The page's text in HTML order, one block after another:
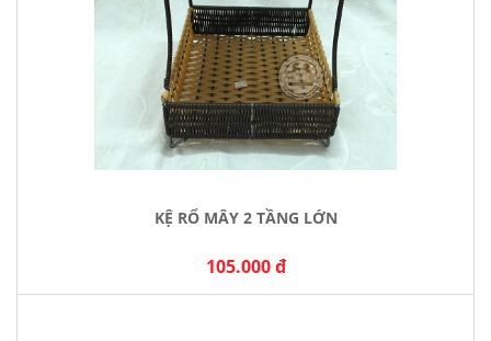
KỆ RỔ MÂY 2 TẦNG LỚN
105.000 đ